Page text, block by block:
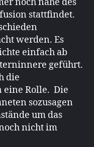
noch nahe des
stattfindet.
werden. Es
einfach ab
geführt.
die
eine Rolle. Die
sozusagen
um das
nicht im